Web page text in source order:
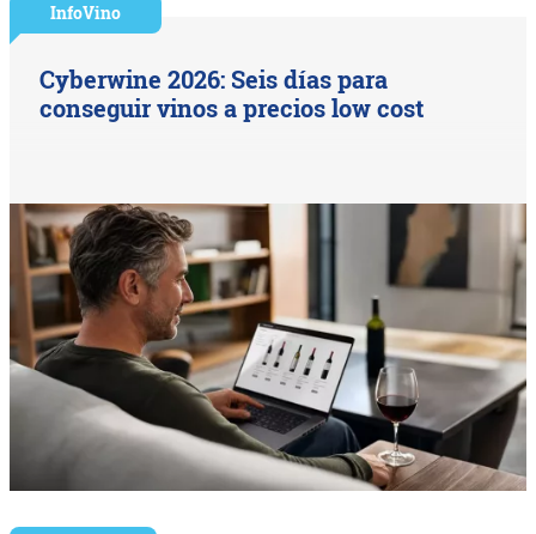
InfoVino
Cyberwine 2026: Seis días para
conseguir vinos a precios low cost